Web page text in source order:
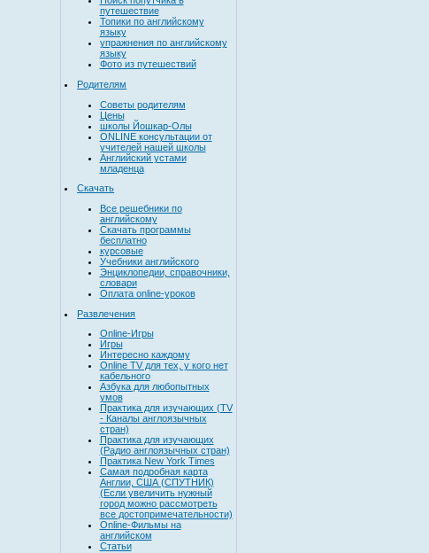
путешествие
Топики по английскому
языку
упражнения по английскому
языку
Фото из путешествий
Родителям
Советы родителям
Цены
школы Йошкар-Олы
ONLINE консультации от
учителей нашей школы
Английский устами
младенца
Скачать
Все решебники по
английскому
Скачать программы
бесплатно
курсовые
Учебники английского
Энциклопедии, справочники,
словари
Оплата online-уроков
Развлечения
Online-Игры
Игры
Интересно каждому
Online TV для тех, у кого нет
кабельного
Азбука для любопытных
умов
Практика для изучающих (TV
- Каналы англоязычных
стран)
Практика для изучающих
(Радио англоязычных стран)
Практика New York Times
Самая подробная карта
Англии, США (СПУТНИК)
(Если увеличить нужный
город можно рассмотреть
все достопримечательности)
Online-Фильмы на
английском
Статьи